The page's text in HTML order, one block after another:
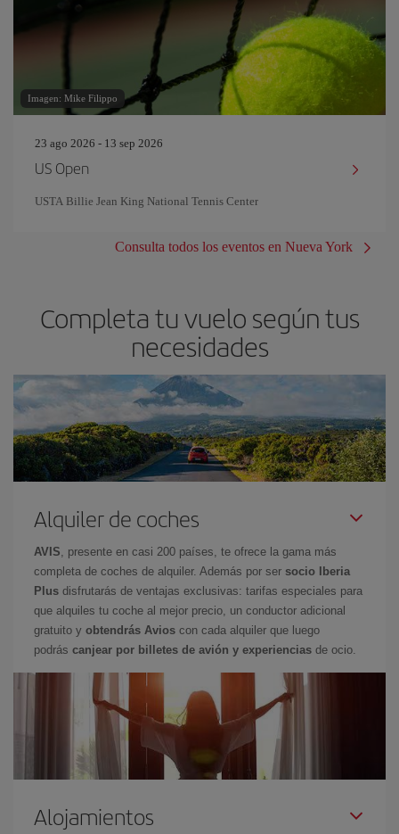
Imagen: Mike Filippo
23 ago 2026 - 13 sep 2026
US Open
USTA Billie Jean King National Tennis Center
Consulta todos los eventos en Nueva York
Completa tu vuelo según tus
necesidades
Alquiler de coches
AVIS, presente en casi 200 países, te ofrece la gama más
completa de coches de alquiler. Además por ser socio Iberia
Plus disfrutarás de ventajas exclusivas: tarifas especiales para
que alquiles tu coche al mejor precio, un conductor adicional
gratuito y obtendrás Avios con cada alquiler que luego
podrás canjear por billetes de avión y experiencias de ocio.
Alojamientos